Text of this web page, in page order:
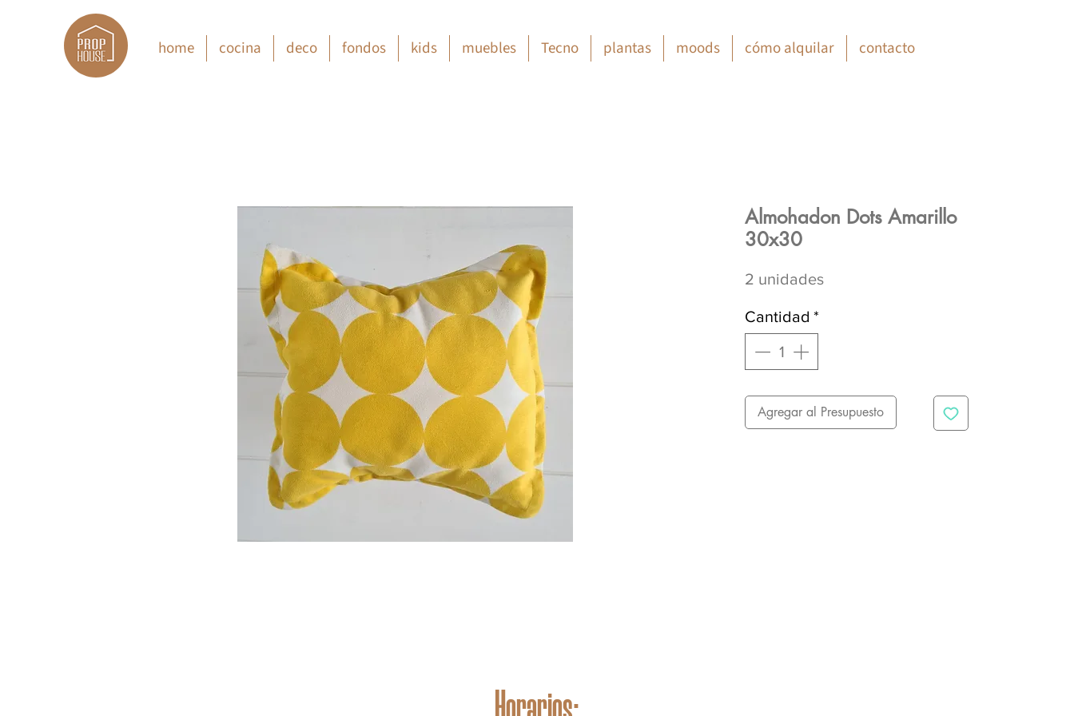
home cocina deco fondos kids muebles Tecno plantas moods cómo alquilar contacto
Almohadon Dots Amarillo
30x30
2 unidades
Cantidad *
Agregar al Presupuesto